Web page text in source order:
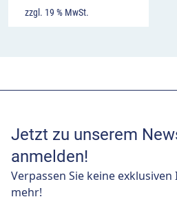
zzgl. 19 % MwSt.
Jetzt zu unserem
anmelden!
Verpassen Sie keine
mehr!